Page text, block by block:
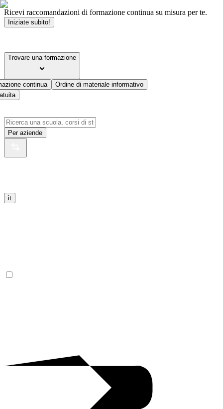
Ricevi raccomandazioni di formazione continua su misura per te.
Iniziate subito!
Trovare una formazione
continua
Ordine di materiale informativo
Per aziende
it